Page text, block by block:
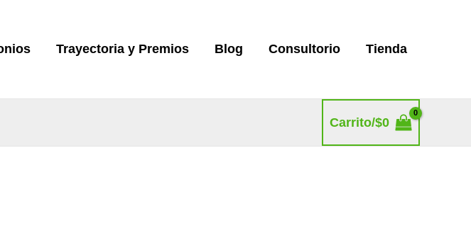
Trayectoria y Premios Blog Consultorio Tienda
Carrito/$0